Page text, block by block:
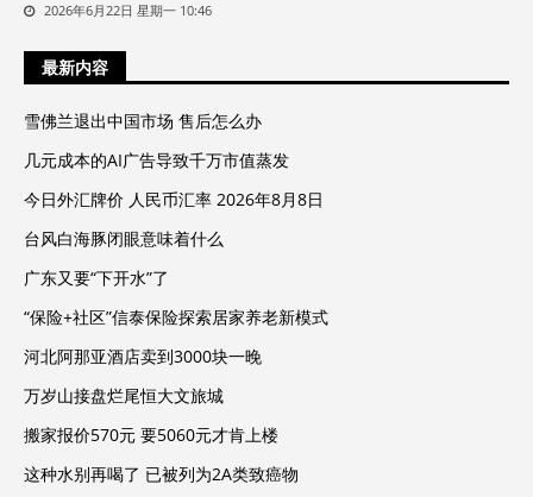
2026年6月22日 星期一 10:46
最新内容
雪佛兰退出中国市场 售后怎么办
几元成本的AI广告导致千万市值蒸发
今日外汇牌价 人民币汇率 2026年8月8日
台风白海豚闭眼意味着什么
广东又要“下开水”了
“保险+社区”信泰保险探索居家养老新模式
河北阿那亚酒店卖到3000块一晚
万岁山接盘烂尾恒大文旅城
搬家报价570元 要5060元才肯上楼
这种水别再喝了 已被列为2A类致癌物